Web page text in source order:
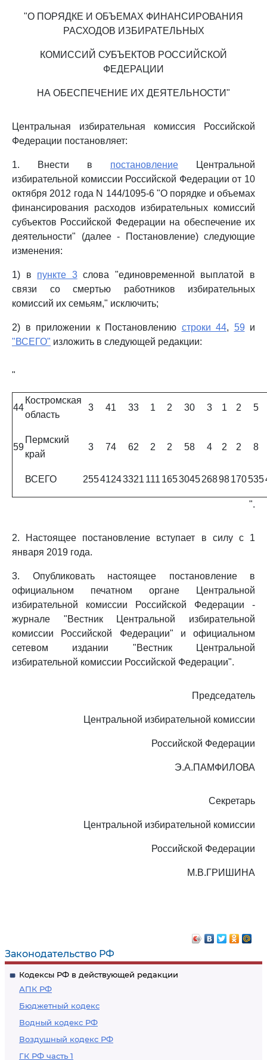
Законодательство РФ
Кодексы РФ в действующей редакции
АПК РФ
Бюджетный кодекс
Водный кодекс РФ
Воздушный кодекс РФ
ГК РФ часть 1
"О ПОРЯДКЕ И ОБЪЕМАХ ФИНАНСИРОВАНИЯ
РАСХОДОВ ИЗБИРАТЕЛЬНЫХ
КОМИССИЙ СУБЪЕКТОВ РОССИЙСКОЙ
ФЕДЕРАЦИИ
НА ОБЕСПЕЧЕНИЕ ИХ ДЕЯТЕЛЬНОСТИ"
Центральная избирательная комиссия Российской
Федерации постановляет:
1. Внести в постановление Центральной
избирательной комиссии Российской Федерации от 10
октября 2012 года N 144/1095-6 "О порядке и объемах
финансирования расходов избирательных комиссий
субъектов Российской Федерации на обеспечение их
деятельности" (далее - Постановление) следующие
изменения:
1) в пункте 3слова "единовременной выплатой в
связи со смертью работников избирательных
комиссий их семьям," исключить;
2) в приложении к Постановлению строки 44, 59 и
"ВСЕГО" изложить в следующей редакции:
"
44
Костромская
область
3 41 33 1 2 30 3 1 2 5
59
Пермский
край
3 74 62 2 2 58 4 2 2 8
ВСЕГО 25541243321 111 165304526898170535
".
2. Настоящее постановление вступает в силу с 1
января 2019 года.
3. Опубликовать настоящее постановление в
официальном печатном органе Центральной
избирательной комиссии Российской Федерации -
журнале "Вестник Центральной избирательной
комиссии Российской Федерации" и официальном
сетевом издании "Вестник Центральной
избирательной комиссии Российской Федерации".
Председатель
Центральной избирательной комиссии
Российской Федерации
Э.А.ПАМФИЛОВА
Секретарь
Центральной избирательной комиссии
Российской Федерации
М.В.ГРИШИНА